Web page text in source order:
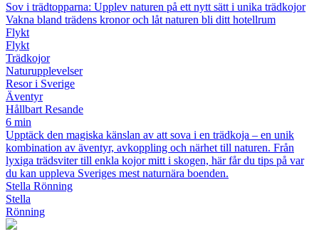
Sov i trädtopparna: Upplev naturen på ett nytt sätt i unika trädkojor
Vakna bland trädens kronor och låt naturen bli ditt hotellrum
Flykt
Flykt
Trädkojor
Naturupplevelser
Resor i Sverige
Äventyr
Hållbart Resande
6 min
Upptäck den magiska känslan av att sova i en trädkoja – en unik
kombination av äventyr, avkoppling och närhet till naturen. Från
lyxiga trädsviter till enkla kojor mitt i skogen, här får du tips på var
du kan uppleva Sveriges mest naturnära boenden.
Stella Rönning
Stella
Rönning